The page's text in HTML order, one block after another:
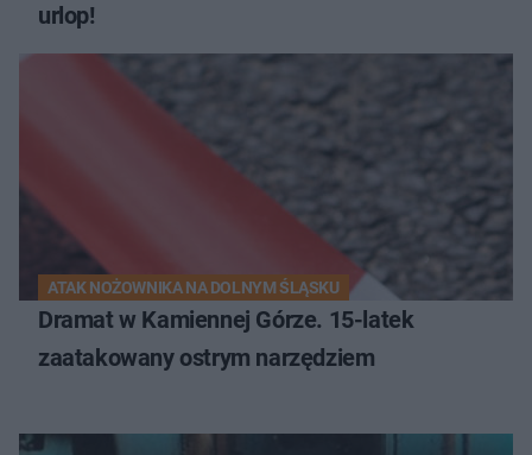
urlop!
ATAK NOŻOWNIKA NA DOLNYM ŚLĄSKU
Dramat w Kamiennej Górze. 15-latek
zaatakowany ostrym narzędziem